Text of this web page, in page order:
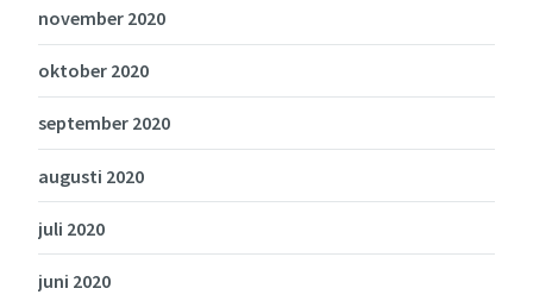
november 2020
oktober 2020
september 2020
augusti 2020
juli 2020
juni 2020